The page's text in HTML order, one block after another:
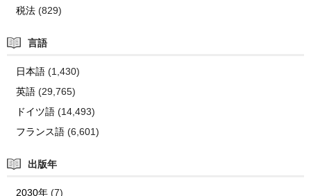
税法(829)
言語
日本語(1,430)
英語(29,765)
ドイツ語(14,493)
フランス語(6,601)
出版年
2030年(7)